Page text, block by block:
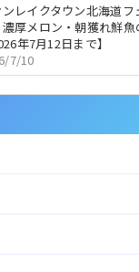
レイクタウン北海道
厚メロン・朝獲れ鮮魚
年7月12日まで】
7/10